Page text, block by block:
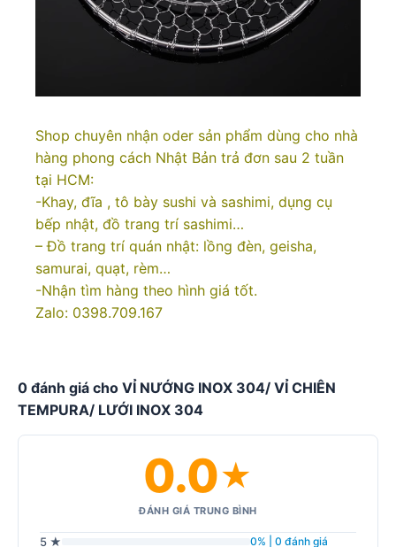
Shop chuyên nhận oder sản phẩm dùng cho nhà
hàng phong cách Nhật Bản trả đơn sau 2 tuần
tại HCM:
-Khay, đĩa , tô bày sushi và sashimi, dụng cụ
bếp nhật, đồ trang trí sashimi…
– Đồ trang trí quán nhật: lồng đèn, geisha,
samurai, quạt, rèm…
-Nhận tìm hàng theo hình giá tốt.
Zalo: 0398.709.167
0 đánh giá cho VỈ NƯỚNG INOX 304/ VỈ CHIÊN
TEMPURA/ LƯỚI INOX 304
0.0★
ĐÁNH GIÁ TRUNG BÌNH
5 ★ 0% | 0 đánh giá